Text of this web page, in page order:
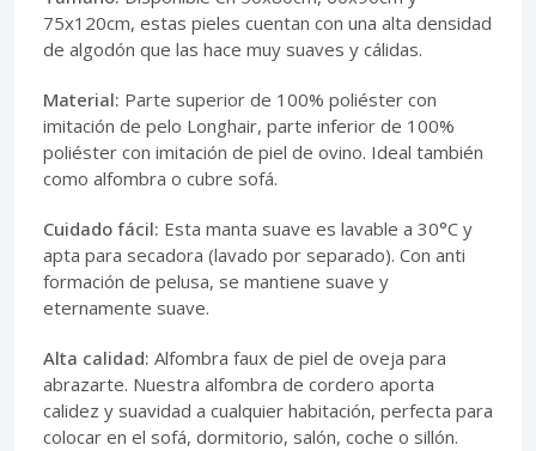
75x120cm, estas pieles cuentan con una alta densidad
de algodón que las hace muy suaves y cálidas.
Material: Parte superior de 100% poliéster con
imitación de pelo Longhair, parte inferior de 100%
poliéster con imitación de piel de ovino. Ideal también
como alfombra o cubre sofá.
Cuidado fácil: Esta manta suave es lavable a 30°C y
apta para secadora (lavado por separado). Con anti
formación de pelusa, se mantiene suave y
eternamente suave.
Alta calidad: Alfombra faux de piel de oveja para
abrazarte. Nuestra alfombra de cordero aporta
calidez y suavidad a cualquier habitación, perfecta para
colocar en el sofá, dormitorio, salón, coche o sillón.